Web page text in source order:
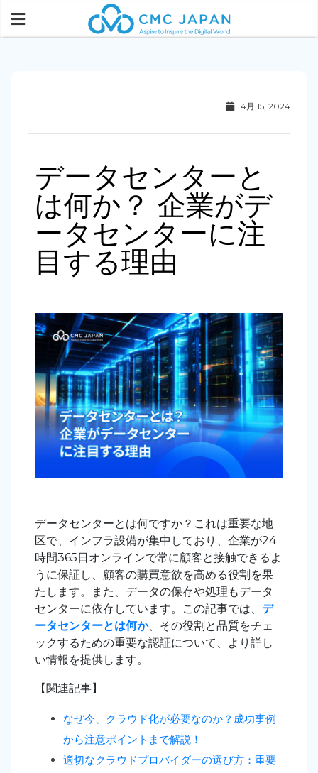
4月 15, 2024
データセンターと
は何か？ 企業がデ
ータセンターに注
目する理由
データセンターとは何ですか？これは重要な地
区で、インフラ設備が集中しており、企業が24
時間365日オンラインで常に顧客と接触できるよ
うに保証し、顧客の購買意欲を高める役割を果
たします。また、データの保存や処理もデータ
センターに依存しています。この記事では、 デ
ータセンターとは何か、その役割と品質をチェ
ックするための重要な認証について、より詳し
い情報を提供します。
【関連記事】
なぜ今、クラウド化が必要なのか？成功事例
から注意ポイントまで解説！
適切なクラウドプロバイダーの選び方：重要